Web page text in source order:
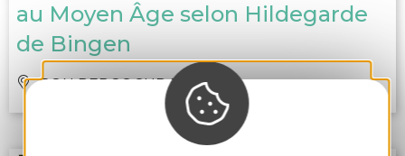
au Moyen Âge selon Hildegarde
de Bingen
BON REPOS SUR BLAVET